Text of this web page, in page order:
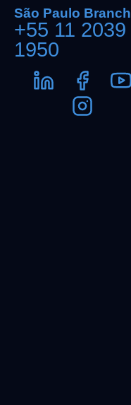
São Paulo Branch
+55 11 2039
1950